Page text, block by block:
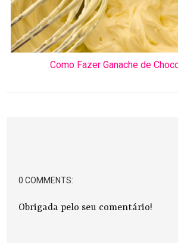
Como Fazer Ganache de
0 COMMENTS:
Obrigada pelo seu comentário!